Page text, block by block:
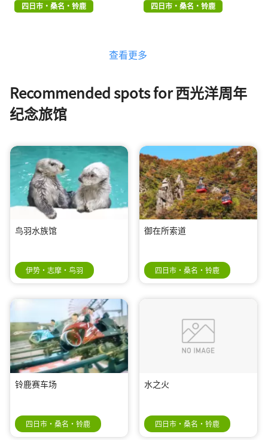
四日市・桑名・铃鹿
四日市・桑名・铃鹿
查看更多
Recommended spots for 西光洋周年
纪念旅馆
鸟羽水族馆
伊势・志摩・鸟羽
御在所索道
四日市・桑名・铃鹿
铃鹿赛车场
四日市・桑名・铃鹿
水之火
四日市・桑名・铃鹿